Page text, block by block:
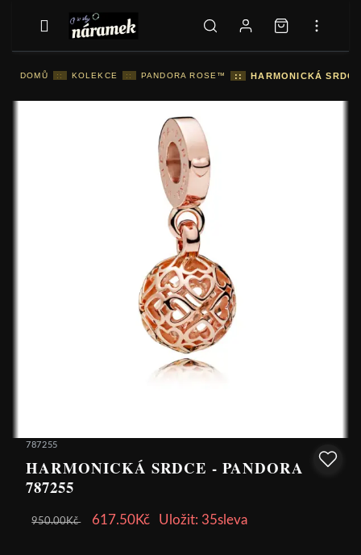
DOMŮ :: KOLEKCE :: PANDORA ROSE™ :: HARMONICKÁ
787255
HARMONICKÁ SRDCE - PANDORA
787255
950.00Kč 617.50Kč Uložit: 35sleva